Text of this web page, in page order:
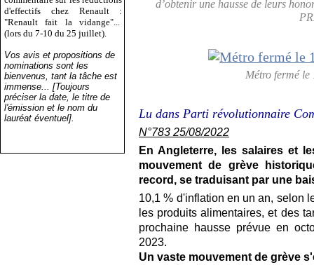
d'effectifs chez Renault :
"Renault fait la vidange"...
(lors du 7-10 du 25 juillet).
Vos avis et propositions de
nominations sont les
bienvenus, tant la tâche est
immense... [Toujours
préciser la date, le titre de
l'émission et le nom du
lauréat éventuel].
d’obtenir une hausse de leurs
Métro fermé le
Lu dans Parti révolutionnaire
N°783 25/08/2022
En Angleterre, les salaires et
mouvement de grève
record, se traduisant par une
10,1 % d'inflation en un an, selon
les produits alimentaires, et des
prochaine hausse prévue en
2023.
Un vaste mouvement de grève